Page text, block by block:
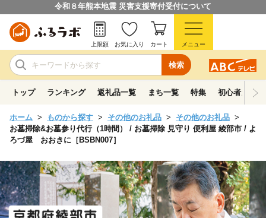
令和８年熊本地震 災害支援寄付受付について
検索
上限額 お気に入り カート メニュー
トップ ランキング 返礼品一覧 まち一覧 特集 初心者ガイド
ホーム ものから探す その他のお礼品
その他のお礼品
お墓掃除&お墓参り代行（1時間） / お墓掃除 見守り 便利屋 綾部市 / よ
ろづ屋 おおきに［BSBN007］